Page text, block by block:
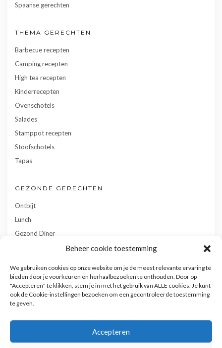
Beheer cookie toestemming
We gebruiken cookies op onze website om je de meest relevante ervaring te
bieden door je voorkeuren en herhaalbezoeken te onthouden. Door op
"Accepteren" te klikken, stem je in met het gebruik van ALLE cookies. Je kunt
ook de Cookie-instellingen bezoeken om een gecontroleerde toestemming
te geven.
Accepteren
Spaanse gerechten
THEMA GERECHTEN
Barbecue recepten
Camping recepten
High tea recepten
Kinderrecepten
Ovenschotels
Salades
Stamppot recepten
Stoofschotels
Tapas
GEZONDE GERECHTEN
Ontbijt
Lunch
Gezond Diner
Gebak